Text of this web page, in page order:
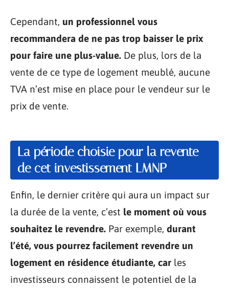
Cependant, un professionnel vous
recommandera de ne pas trop baisser le prix
pour faire une plus-value. De plus, lors de la
vente de ce type de logement meublé, aucune
TVA n’est mise en place pour le vendeur sur le
prix de vente.
La période choisie pour la revente
de cet investissement LMNP
Enfin, le dernier critère qui aura un impact sur
la durée de la vente, c’est le moment où vous
souhaitez le revendre. Par exemple, durant
l’été, vous pourrez facilement revendre un
logement en résidence étudiante, car les
investisseurs connaissent le potentiel de la